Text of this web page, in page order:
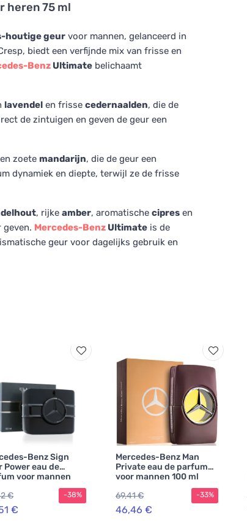
heren 75 ml
houtige geur voor mannen, gelanceerd in
biedt een verfijnde mix van frisse en
Benz Ultimate belichaamt
lavendel en frisse cedernaalden, die de
de zintuigen en geven de geur een
en zoete mandarijn, die de geur een
dynamiek en diepte, terwijl ze de frisse
, rijke amber, aromatische cipres en
geven. Mercedes-Benz Ultimate is de
geur voor dagelijks gebruik en
Benz Sign
Power eau de
voor mannen
€
€
-38%
Mercedes-Benz Man
Private eau de parfum
voor mannen 100 ml
69,41 €
46,46 €
-33%